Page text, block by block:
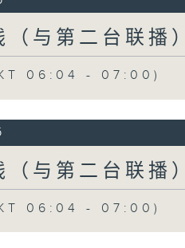
与第二台联播）
06:04 - 07:00)
与第二台联播）
06:04 - 07:00)